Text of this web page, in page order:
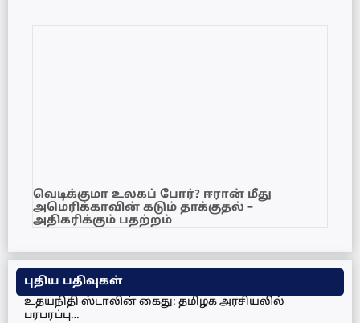
வெடிக்குமா உலகப் போர்? ஈரான் மீது
அமெரிக்காவின் கடும் தாக்குதல் –
அதிகரிக்கும் பதற்றம்
புதிய பதிவுகள்
உதயநிதி ஸ்டாலின் கைது: தமிழக அரசியலில்
பரபரப்பு…